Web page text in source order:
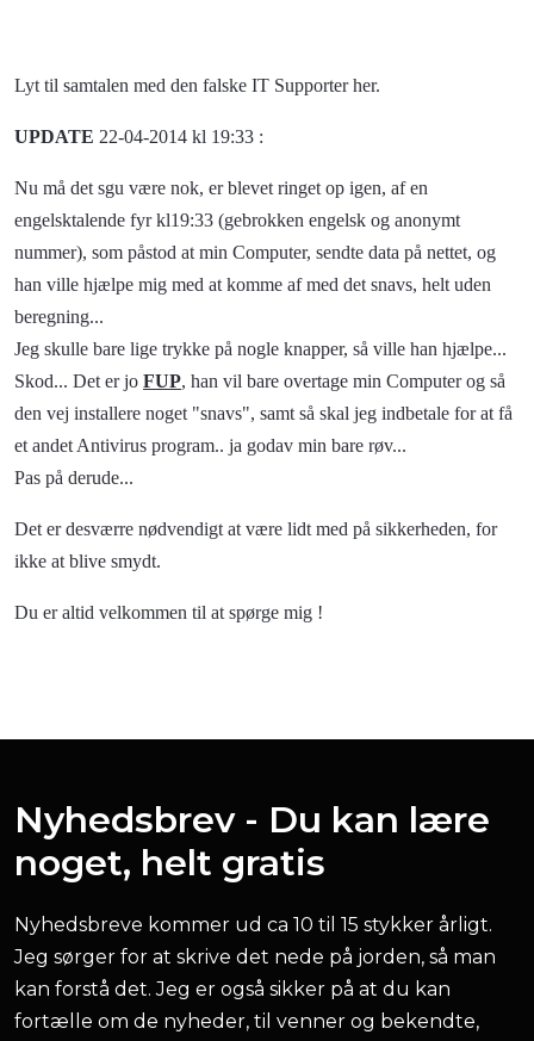
Lyt til samtalen med den falske IT Supporter her.
UPDATE 22-04-2014 kl 19:33 :
Nu må det sgu være nok, er blevet ringet op igen, af en
engelsktalende fyr kl19:33 (gebrokken engelsk og anonymt
nummer), som påstod at min Computer, sendte data på nettet, og
han ville hjælpe mig med at komme af med det snavs, helt uden
beregning...
Jeg skulle bare lige trykke på nogle knapper, så ville han hjælpe...
Skod... Det er jo FUP, han vil bare overtage min Computer og så
den vej installere noget "snavs", samt så skal jeg indbetale for at få
et andet Antivirus program.. ja godav min bare røv...
Pas på derude...
Det er desværre nødvendigt at være lidt med på sikkerheden, for
ikke at blive smydt.
Du er altid velkommen til at spørge mig !
Nyhedsbrev - Du kan lære
noget, helt gratis
Nyhedsbreve kommer ud ca 10 til 15 stykker årligt.
Jeg sørger for at skrive det nede på jorden, så man
kan forstå det. Jeg er også sikker på at du kan
fortælle om de nyheder, til venner og bekendte,